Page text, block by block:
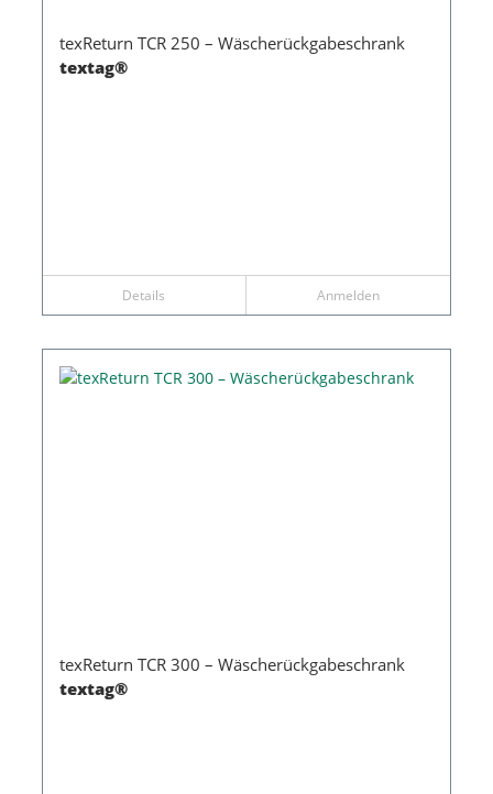
texReturn TCR 250 – Wäscherückgabeschrank
textag®
Details Anmelden
texReturn TCR 300 – Wäscherückgabeschrank
textag®